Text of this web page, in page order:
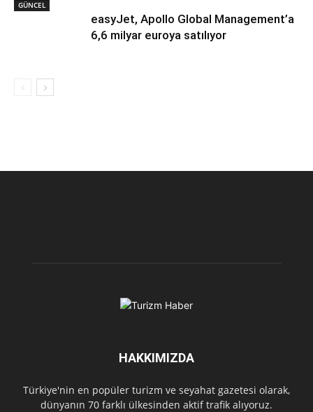
GÜNCEL
easyJet, Apollo Global Management’a
6,6 milyar euroya satılıyor
HAKKIMIZDA
Türkiye'nin en popüler turizm ve seyahat gazetesi olarak,
dünyanın 70 farklı ülkesinden aktif trafik alıyoruz.